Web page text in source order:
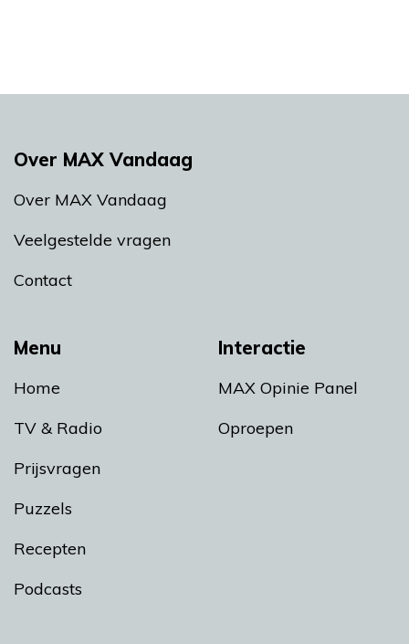
Menu
Home
TV & Radio
Prijsvragen
Puzzels
Recepten
Podcasts
Interactie
MAX Opinie Panel
Oproepen
Over MAX Vandaag
Over MAX Vandaag
Veelgestelde vragen
Contact